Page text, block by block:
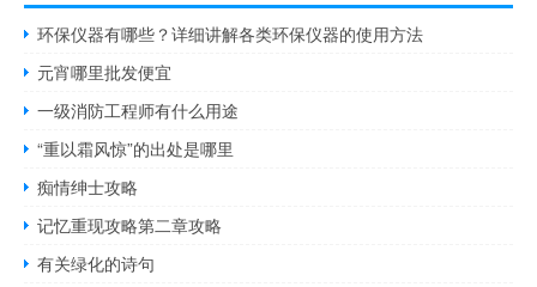
环保仪器有哪些？详细讲解各类环保仪器的使用方法
元宵哪里批发便宜
一级消防工程师有什么用途
“重以霜风惊”的出处是哪里
痴情绅士攻略
记忆重现攻略第二章攻略
有关绿化的诗句